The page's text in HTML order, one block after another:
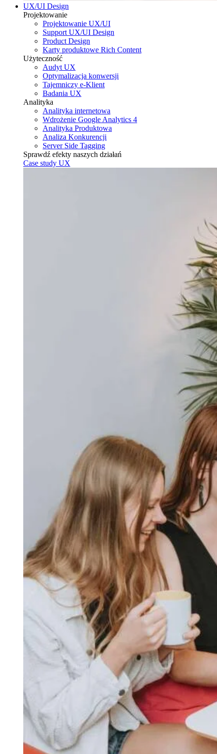
UX/UI Design
Projektowanie
Projektowanie UX/UI
Support UX/UI Design
Product Design
Karty produktowe Rich Content
Użyteczność
Audyt UX
Optymalizacja konwersji
Tajemniczy e-Klient
Badania UX
Analityka
Analityka internetowa
Wdrożenie Google Analytics 4
Analityka Produktowa
Analiza Konkurencji
Server Side Tagging
Sprawdź efekty naszych działań
Case study UX